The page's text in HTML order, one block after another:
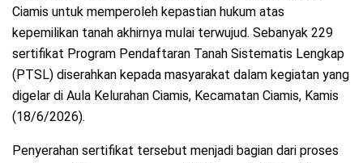
Ciamis untuk memperoleh kepastian hukum atas
kepemilikan tanah akhirnya mulai terwujud. Sebanyak 229
sertifikat Program Pendaftaran Tanah Sistematis Lengkap
(PTSL) diserahkan kepada masyarakat dalam kegiatan yang
digelar di Aula Kelurahan Ciamis, Kecamatan Ciamis, Kamis
(18/6/2026).
Penyerahan sertifikat tersebut menjadi bagian dari proses